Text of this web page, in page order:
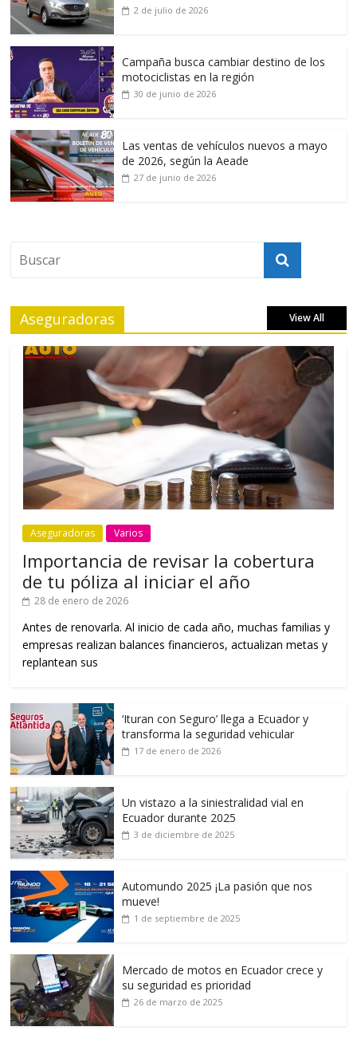
2 de julio de 2026
Campaña busca cambiar destino de los
motociclistas en la región
30 de junio de 2026
Las ventas de vehículos nuevos a mayo
de 2026, según la Aeade
27 de junio de 2026
Aseguradoras View All
Aseguradoras Varios
Importancia de revisar la cobertura
de tu póliza al iniciar el año
28 de enero de 2026
Antes de renovarla. Al inicio de cada año, muchas familias y
empresas realizan balances financieros, actualizan metas y
replantean sus
‘Ituran con Seguro’ llega a Ecuador y
transforma la seguridad vehicular
17 de enero de 2026
Un vistazo a la siniestralidad vial en
Ecuador durante 2025
3 de diciembre de 2025
Automundo 2025 ¡La pasión que nos
mueve!
1 de septiembre de 2025
Mercado de motos en Ecuador crece y
su seguridad es prioridad
26 de marzo de 2025